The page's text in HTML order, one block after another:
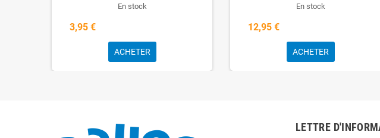
En stock
3,95 €
ACHETER
En stock
12,95 €
ACHETER
LETTRE